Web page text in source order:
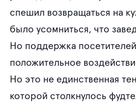
спешил возвращаться на
было усомниться, что
Но поддержка
положительное
Но это не единственная
которой столкнулось